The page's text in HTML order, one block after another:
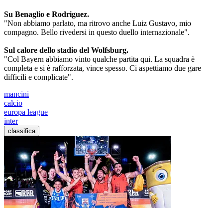
Su Benaglio e Rodriguez.
"Non abbiamo parlato, ma ritrovo anche Luiz Gustavo, mio
compagno. Bello rivedersi in questo duello internazionale".
Sul calore dello stadio del Wolfsburg.
"Col Bayern abbiamo vinto qualche partita qui. La squadra è
completa e si è rafforzata, vince spesso. Ci aspettiamo due gare
difficili e complicate".
mancini
calcio
europa league
inter
classifica